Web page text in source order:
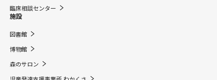
臨床相談センター
施設
図書館
博物館
森のサロン